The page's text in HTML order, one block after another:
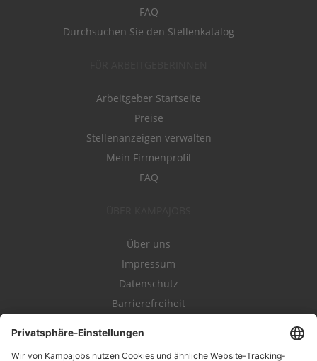
FAQ
Durchsuchen Sie den Stellenkatalog
Arbeitgeber Startseite
Preise
Stellenanzeigen verwalten
Mein Firmenprofil
FAQ
Über uns
Impressum
Datenschutz
Barrierefreiheit